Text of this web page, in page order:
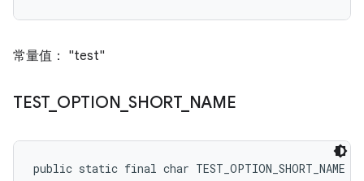
常量值： "test"
TEST_ OPTION SHORT_ NAME
public static final char TEST_OPTION_SHORT_NAME